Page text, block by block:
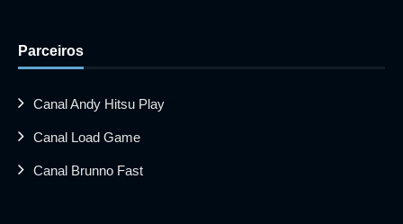
Parceiros
Canal Andy Hitsu Play
Canal Load Game
Canal Brunno Fast